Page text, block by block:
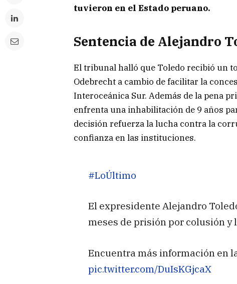
tuvieron en el Estado peruano.
Sentencia de Alejandro
El tribunal halló que Toledo recibió un
Odebrecht a cambio de facilitar la
Interoceánica Sur. Además de la pena
enfrenta una inhabilitación de 9 años
decisión refuerza la lucha contra la
confianza en las instituciones.
#LoÚltimo
El expresidente Alejandro
meses de prisión por colusión y
Encuentra más información en
pic.twitter.com/DuIsKGjcaX